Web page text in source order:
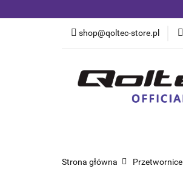
shop@qoltec-store.pl
Blog
Strona główna Przetwornice